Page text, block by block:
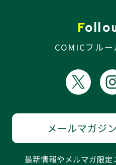
COMICフル
メールマガジ
最新情報やメルマガ限定